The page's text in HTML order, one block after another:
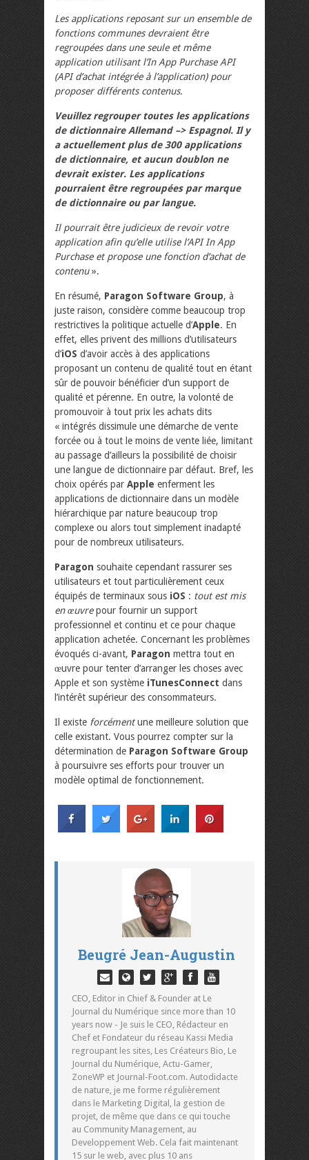
Les applications reposant sur un ensemble de
fonctions communes devraient être
regroupées dans une seule et même
application utilisant l’In App Purchase API
(API d’achat intégrée à l’application) pour
proposer différents contenus.
Veuillez regrouper toutes les applications
de dictionnaire Allemand –> Espagnol. Il y
a actuellement plus de 300 applications
de dictionnaire, et aucun doublon ne
devrait exister. Les applications
pourraient être regroupées par marque
de dictionnaire ou par langue.
Il pourrait être judicieux de revoir votre
application afin qu’elle utilise l’API In App
Purchase et propose une fonction d’achat de
contenu».
En résumé, Paragon Software Group, à
juste raison, considère comme beaucoup trop
restrictives la politique actuelle d’Apple. En
effet, elles privent des millions d’utilisateurs
d’iOS d’avoir accès à des applications
proposant un contenu de qualité tout en étant
sûr de pouvoir bénéficier d’un support de
qualité et pérenne. En outre, la volonté de
promouvoir à tout prix les achats dits
« intégrés dissimule une démarche de vente
forcée ou à tout le moins de vente liée, limitant
au passage d’ailleurs la possibilité de choisir
une langue de dictionnaire par défaut. Bref, les
choix opérés par Apple enferment les
applications de dictionnaire dans un modèle
hiérarchique par nature beaucoup trop
complexe ou alors tout simplement inadapté
pour de nombreux utilisateurs.
Paragon souhaite cependant rassurer ses
utilisateurs et tout particulièrement ceux
équipés de terminaux sous iOS : tout est mis
en œuvrepour fournir un support
professionnel et continu et ce pour chaque
application achetée. Concernant les problèmes
évoqués ci-avant, Paragon mettra tout en
œuvre pour tenter d’arranger les choses avec
Apple et son système iTunesConnect dans
l’intérêt supérieur des consommateurs.
Il existe forcémentune meilleure solution que
celle existant. Vous pourrez compter sur la
détermination de Paragon Software Group
à poursuivre ses efforts pour trouver un
modèle optimal de fonctionnement.
Beugré Jean-Augustin
CEO, Editor in Chief & Founder at Le
Journal du Numérique since more than 10
years now - Je suis le CEO, Rédacteur en
Chef et Fondateur du réseau Kassi Media
regroupant les sites, Les Créateurs Bio, Le
Journal du Numérique, Actu-Gamer,
ZoneWP et Journal-Foot.com. Autodidacte
de nature, je me forme régulièrement
dans le Marketing Digital, la gestion de
projet, de même que dans ce qui touche
au Community Management, au
Developpement Web. Cela fait maintenant
15 sur le web, avec plus 10 ans